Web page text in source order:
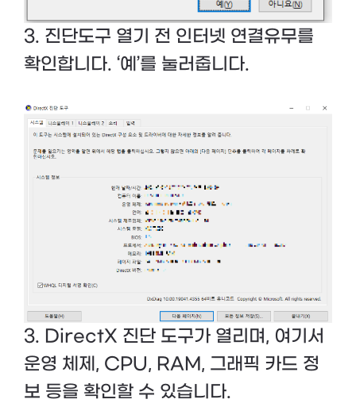
3. 진단도구 열기 전 인터넷 연결유무를
확인합니다. ‘예’를 눌러줍니다.
3. DirectX 진단 도구가 열리며, 여기서
운영 체제, CPU, RAM, 그래픽 카드 정
보 등을 확인할 수 있습니다.